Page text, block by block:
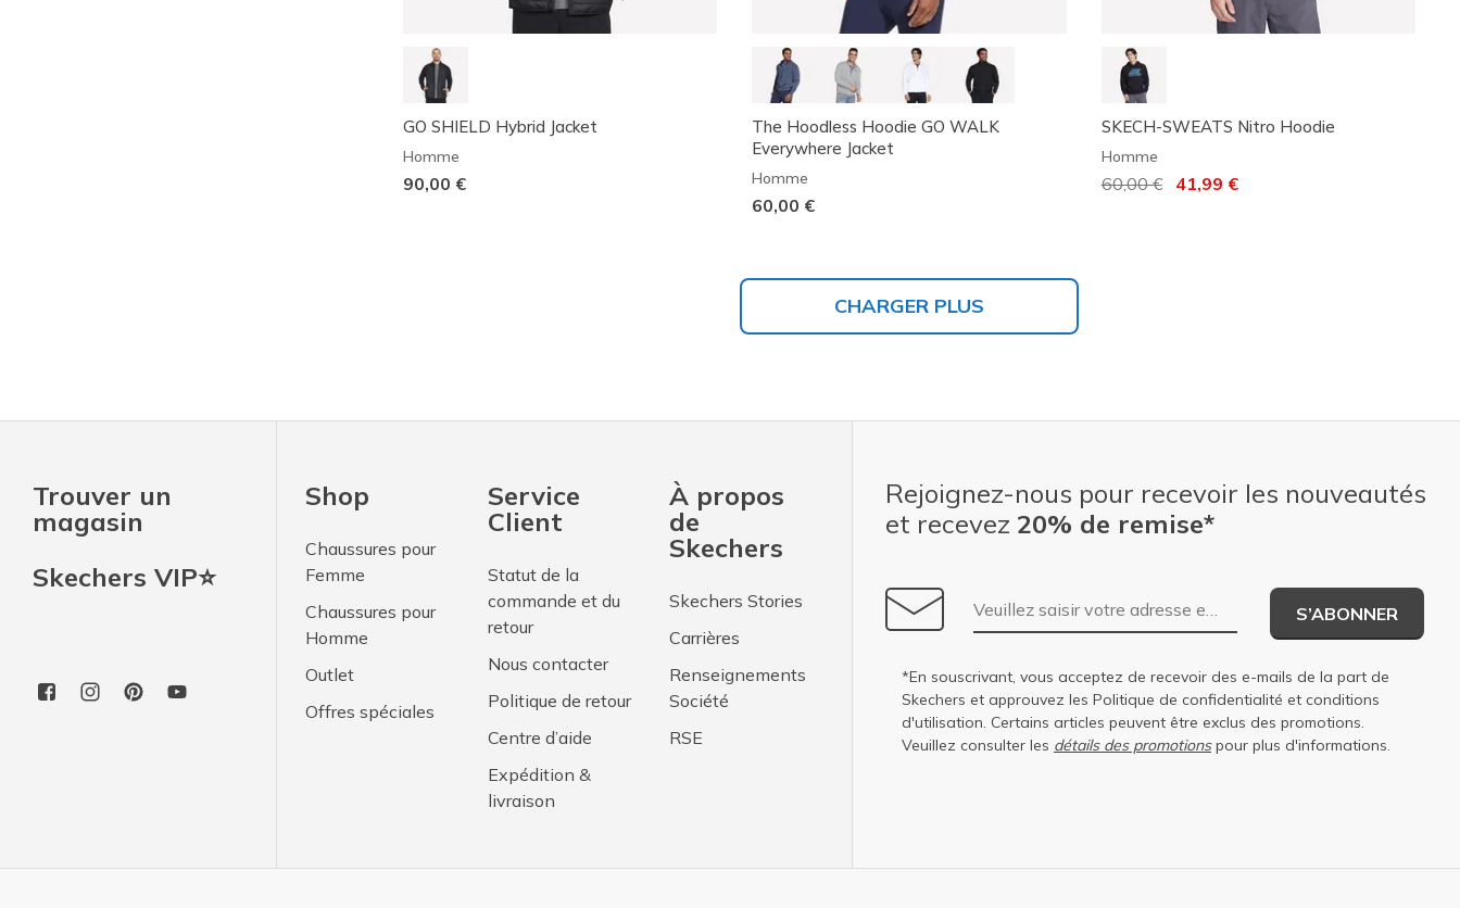
GO SHIELD Hybrid Jacket
Homme
90,00 €
The Hoodless Hoodie GO WALK
Everywhere Jacket
Homme
60,00 €
SKECH-SWEATS Nitro Hoodie
Homme
Prix réduit de
60,00 €à 41,99 €
CHARGER PLUS
Trouver un
magasin
Skechers VIP⭐
Shop
Chaussures pour
Femme
Chaussures pour
Homme
Outlet
Offres spéciales
Service
Client
Statut de la
commande et du
retour
Nous contacter
Politique de retour
Centre d’aide
Expédition &
livraison
À propos
de
Skechers
Skechers Stories
Carrières
Renseignements
Société
RSE
Rejoignez-nous pour recevoir les nouveautés
et recevez 20% de remise*
Adresse e-mail
S’ABONNER
*En souscrivant, vous acceptez de recevoir des e-mails de la part de
Skechers et approuvez les Politique de confidentialité et conditions
d'utilisation. Certains articles peuvent être exclus des promotions.
Veuillez consulter les détails des promotionspour plus d'informations.